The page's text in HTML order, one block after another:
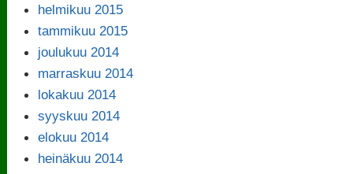
helmikuu 2015
tammikuu 2015
joulukuu 2014
marraskuu 2014
lokakuu 2014
syyskuu 2014
elokuu 2014
heinäkuu 2014